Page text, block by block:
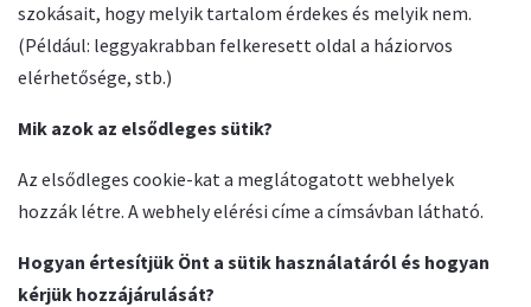
szokásait, hogy melyik tartalom érdekes és melyik nem.
(Például: leggyakrabban felkeresett oldal a háziorvos
elérhetősége, stb.)
Mik azok az elsődleges sütik?
Az elsődleges cookie-kat a meglátogatott webhelyek
hozzák létre. A webhely elérési címe a címsávban látható.
Hogyan értesítjük Önt a sütik használatáról és hogyan
kérjük hozzájárulását?